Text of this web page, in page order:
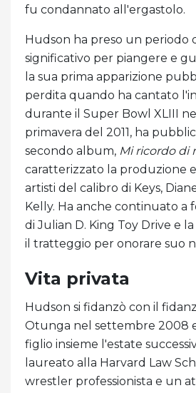
fu condannato all'ergastolo.
Hudson ha preso un periodo
significativo per piangere e
la sua prima apparizione
perdita quando ha cantato
durante il Super Bowl XLIII
primavera del 2011, ha
secondo album, Mi ricordo di
caratterizzato la produzione
artisti del calibro di Keys,
Kelly. Ha anche continuato a
di Julian D. King Toy Drive e
il tratteggio per onorare suo
Vita privata
Hudson si fidanzò con il
Otunga nel settembre 2008
figlio insieme l'estate
laureato alla Harvard Law
wrestler professionista e un